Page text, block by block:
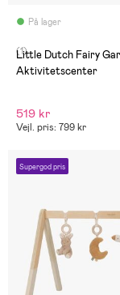
På lager
(1)
Little Dutch Fairy
Aktivitetscenter
519 kr
Vejl. pris: 799 kr
Supergod pris